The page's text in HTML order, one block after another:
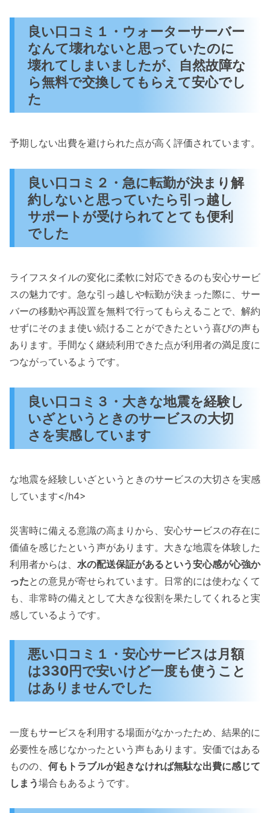
良い口コミ１・ウォーターサーバー
なんて壊れないと思っていたのに
壊れてしまいましたが、自然故障な
ら無料で交換してもらえて安心でし
た
予期しない出費を避けられた点が高く評価されています。
良い口コミ２・急に転勤が決まり解
約しないと思っていたら引っ越し
サポートが受けられてとても便利
でした
ライフスタイルの変化に柔軟に対応できるのも安心サービ
スの魅力です。急な引っ越しや転勤が決まった際に、サー
バーの移動や再設置を無料で行ってもらえることで、解約
せずにそのまま使い続けることができたという喜びの声も
あります。手間なく継続利用できた点が利用者の満足度に
つながっているようです。
良い口コミ３・大きな地震を経験し
いざというときのサービスの大切
さを実感しています
な地震を経験しいざというときのサービスの大切さを実感
しています</h4>
災害時に備える意識の高まりから、安心サービスの存在に
価値を感じたという声があります。大きな地震を体験した
利用者からは、 水の配送保証があるという安心感が心強か
ったとの意見が寄せられています。日常的には使わなくて
も、非常時の備えとして大きな役割を果たしてくれると実
感しているようです。
悪い口コミ１・安心サービスは月額
は330円で安いけど一度も使うこと
はありませんでした
一度もサービスを利用する場面がなかったため、結果的に
必要性を感じなかったという声もあります。安価ではある
ものの、 何もトラブルが起きなければ無駄な出費に感じて
しまう場合もあるようです。